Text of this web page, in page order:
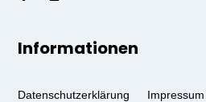
Informationen
Datenschutzerklärung Impressum